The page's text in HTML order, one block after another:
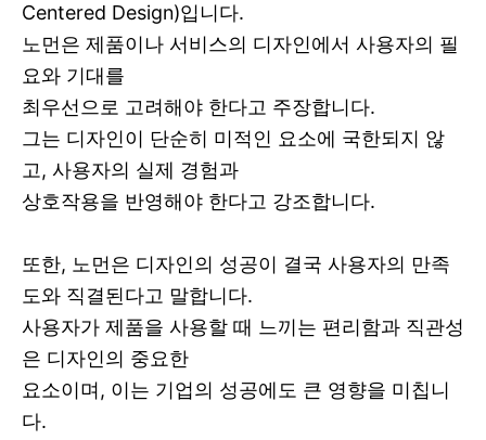
Centered Design)입니다.
노먼은 제품이나 서비스의 디자인에서 사용자의 필
요와 기대를
최우선으로 고려해야 한다고 주장합니다.
그는 디자인이 단순히 미적인 요소에 국한되지 않
고, 사용자의 실제 경험과
상호작용을 반영해야 한다고 강조합니다.
또한, 노먼은 디자인의 성공이 결국 사용자의 만족
도와 직결된다고 말합니다.
사용자가 제품을 사용할 때 느끼는 편리함과 직관성
은 디자인의 중요한
요소이며, 이는 기업의 성공에도 큰 영향을 미칩니
다.